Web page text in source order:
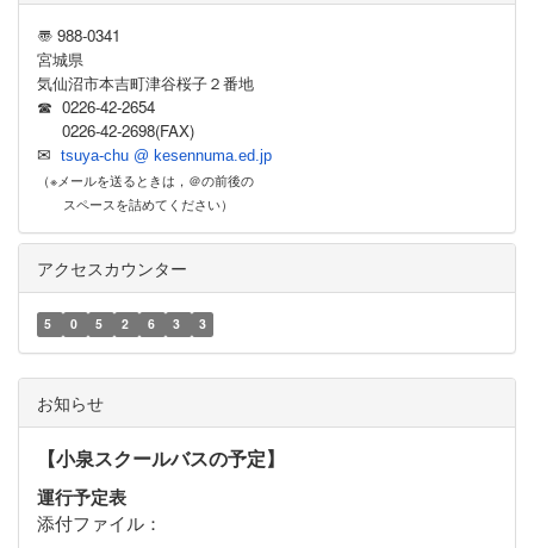
〠 988-0341
宮城県
気仙沼市本吉町津谷桜子２番地
☎ 0226-42-2654
0226-42-2698(FAX)
✉ tsuya-chu @ kesennuma.ed.jp
（※メールを送るときは，＠の前後の
スペースを詰めてください）
アクセスカウンター
5 0 5 2 6 3 3
お知らせ
【小泉スクールバスの予定】
運行予定表
添付ファイル：